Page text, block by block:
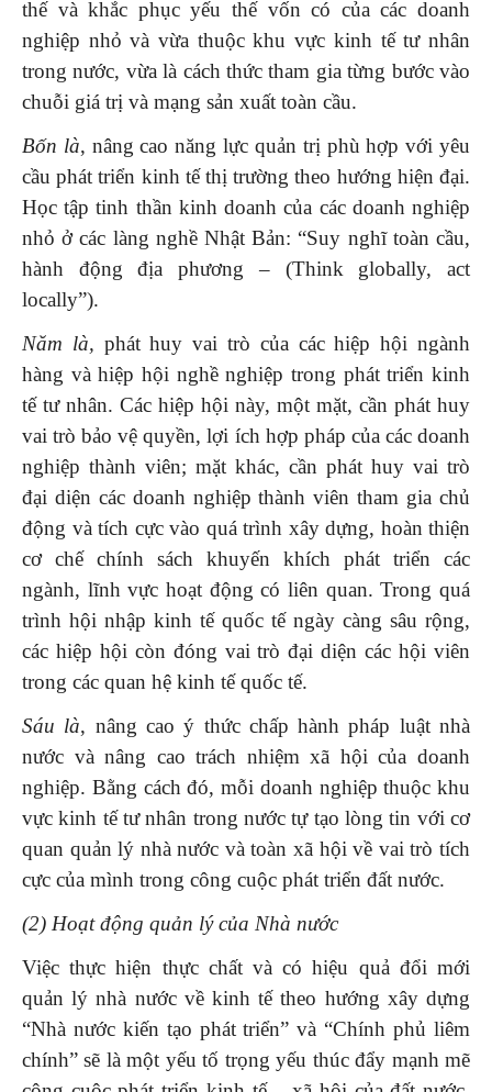
thế và khắc phục yếu thế vốn có của các doanh
nghiệp nhỏ và vừa thuộc khu vực kinh tế tư nhân
trong nước, vừa là cách thức tham gia từng bước vào
chuỗi giá trị và mạng sản xuất toàn cầu.
Bốn là, nâng cao năng lực quản trị phù hợp với yêu
cầu phát triển kinh tế thị trường theo hướng hiện đại.
Học tập tinh thần kinh doanh của các doanh nghiệp
nhỏ ở các làng nghề Nhật Bản: “Suy nghĩ toàn cầu,
hành động địa phương – (Think globally, act
locally”).
Năm là, phát huy vai trò của các hiệp hội ngành
hàng và hiệp hội nghề nghiệp trong phát triển kinh
tế tư nhân. Các hiệp hội này, một mặt, cần phát huy
vai trò bảo vệ quyền, lợi ích hợp pháp của các doanh
nghiệp thành viên; mặt khác, cần phát huy vai trò
đại diện các doanh nghiệp thành viên tham gia chủ
động và tích cực vào quá trình xây dựng, hoàn thiện
cơ chế chính sách khuyến khích phát triển các
ngành, lĩnh vực hoạt động có liên quan. Trong quá
trình hội nhập kinh tế quốc tế ngày càng sâu rộng,
các hiệp hội còn đóng vai trò đại diện các hội viên
trong các quan hệ kinh tế quốc tế.
Sáu là, nâng cao ý thức chấp hành pháp luật nhà
nước và nâng cao trách nhiệm xã hội của doanh
nghiệp. Bằng cách đó, mỗi doanh nghiệp thuộc khu
vực kinh tế tư nhân trong nước tự tạo lòng tin với cơ
quan quản lý nhà nước và toàn xã hội về vai trò tích
cực của mình trong công cuộc phát triển đất nước.
(2) Hoạt động quản lý của Nhà nước
Việc thực hiện thực chất và có hiệu quả đổi mới
quản lý nhà nước về kinh tế theo hướng xây dựng
“Nhà nước kiến tạo phát triển” và “Chính phủ liêm
chính” sẽ là một yếu tố trọng yếu thúc đẩy mạnh mẽ